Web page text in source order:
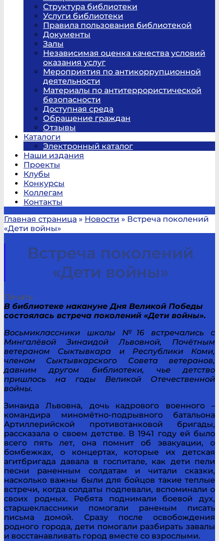
Структура библиотеки
Услуги библиотеки
Правила пользования библиотекой
Документы
Залы
Независимая оценка качества условий
оказания услуг
Мероприятия по антикоррупционной
деятельности
Материалы по антитеррористической
безопасности
Доступная среда
Обращение граждан
Отзывы
Каталоги
Электронный каталог
Наши издания
Проекты
Клубы
Конкурсы
Коллегам
Контакты
Главная страница » Новости » Встреча поколений
«Дети войны»
Встреча поколений
«Дети войны»
Печать
В библиотеке накануне Дня Великой Победы
состоялась встреча поколений «Дети войны».
Восьмиклассники школы №16 встречались с
Мингалёвой Зинаидой Львовной, Почётным
ветераном Сыктывкара и Республики Коми,
членом Сыктывкарского Совета ветеранов,
давним другом библиотеки, чье детство
пришлось на годы Великой Отечественной
войны.
Зинаида Львовна, дочь кадрового военного –
командира миномётно-подрывного батальона
Артиллерийской противотанковой бригады,
рассказала о своем детстве. В 1941 году ей было
всего пять лет, она помнит об эвакуации, о
бомбежках, о концертах, которые их детская
агитбригада давала в госпитале, как дети пели
песни раненным солдатам и читали сказки,
насколько важны были для бойцов такие теплые
встречи, когда солдаты подпевали, вспоминали о
своих родных. Ребята поднимали боевой дух,
старшеклассники помогали раненым писать
письма домой. Сразу после освобождения
родного города, дети помогали разбирать завалы
и восстанавливать город вместе со взрослыми.